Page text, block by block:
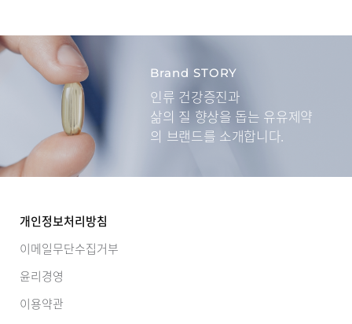
Brand STORY
인류 건강증진과
삶의 질 향상을 돕는 유유제약
의 브랜드를 소개합니다.
개인정보처리방침
이메일무단수집거부
윤리경영
이용약관